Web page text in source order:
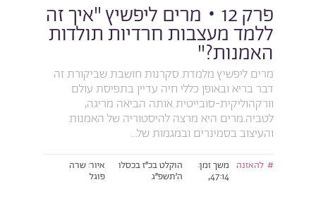
פרק 12 • מרים ליפשיץ "איך זה
ללמד מעצבות חרדיות תולדות
האמנות?"
מרים ליפשיץ מלמדת סקרנות חושבת שביקורת זה
דבר בריא ובאופן כללי חיה עדיין בתפיסת עולם
וורקהוליקית-סובייטית אותה הביאה מריגה,
לטביה.מרים היא מרצה להיסטוריה של האמנות
והעיצוב בסמינרים ובמגמות של...
להאזנה משך זמן:
47:14,
הוקלט בכ״ז בכסלו
ה׳תשפ״ג
איור: שרה
פוגל